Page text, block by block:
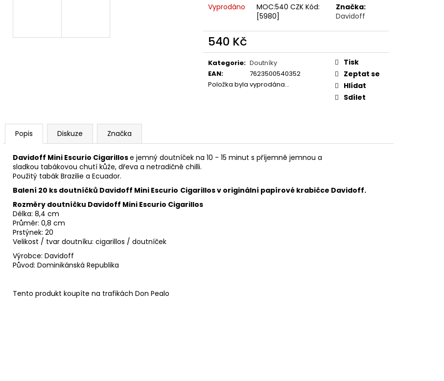
Vyprodáno
MOC:540 CZK Kód:
[5980]
Značka:
Davidoff
540 Kč
Měrná
cena:
Kategorie: Doutníky
EAN:
7623500540352
Položka byla vyprodána…
Tisk
Zeptat se
Hlídat
Sdílet
Popis Diskuze Značka
Davidoff Mini Escurio Cigarillose jemný doutníček na 10 - 15 minut s příjemně jemnou a
sladkou tabákovou chutí kůže, dřeva a netradičně chilli.
Použitý tabák Brazilie a Ecuador.
Balení 20 ks doutníčků Davidoff Mini Escurio Cigarillosv originální papírové krabičce Davidoff.
Rozměry doutníčku Davidoff Mini Escurio Cigarillos
Délka: 8,4 cm
Průměr: 0,8 cm
Prstýnek: 20
Velikost / tvar doutníku: cigarillos / doutníček
Výrobce: Davidoff
Původ: Dominikánská Republika
Tento produkt koupíte na trafikách Don Pealo
DAVIDOFF PRIMEROS DOMINICAN 6´S TT